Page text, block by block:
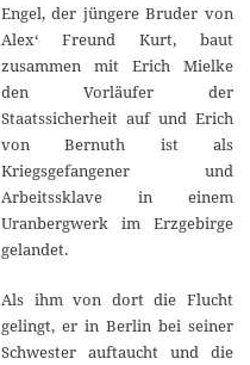
Engel, der jüngere Bruder von
Alex‘ Freund Kurt, baut
zusammen mit Erich Mielke
den Vorläufer der
Staatssicherheit auf und Erich
von Bernuth ist als
Kriegsgefangener und
Arbeitssklave in einem
Uranbergwerk im Erzgebirge
gelandet.
Als ihm von dort die Flucht
gelingt, er in Berlin bei seiner
Schwester auftaucht und die